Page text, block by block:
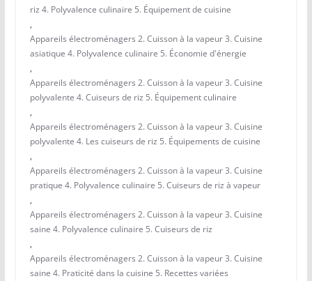
riz 4. Polyvalence culinaire 5. Équipement de cuisine
,
Appareils électroménagers 2. Cuisson à la vapeur 3. Cuisine
asiatique 4. Polyvalence culinaire 5. Économie d'énergie
,
Appareils électroménagers 2. Cuisson à la vapeur 3. Cuisine
polyvalente 4. Cuiseurs de riz 5. Équipement culinaire
,
Appareils électroménagers 2. Cuisson à la vapeur 3. Cuisine
polyvalente 4. Les cuiseurs de riz 5. Équipements de cuisine
,
Appareils électroménagers 2. Cuisson à la vapeur 3. Cuisine
pratique 4. Polyvalence culinaire 5. Cuiseurs de riz à vapeur
,
Appareils électroménagers 2. Cuisson à la vapeur 3. Cuisine
saine 4. Polyvalence culinaire 5. Cuiseurs de riz
,
Appareils électroménagers 2. Cuisson à la vapeur 3. Cuisine
saine 4. Praticité dans la cuisine 5. Recettes variées